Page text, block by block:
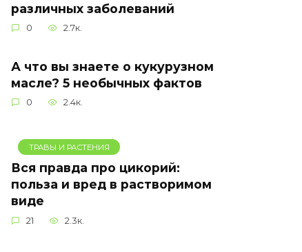
различных заболеваний
0 2.7к.
А что вы знаете о кукурузном
масле? 5 необычных фактов
0 2.4к.
ТРАВЫ И РАСТЕНИЯ
Вся правда про цикорий:
польза и вред в растворимом
виде
21 2.3к.